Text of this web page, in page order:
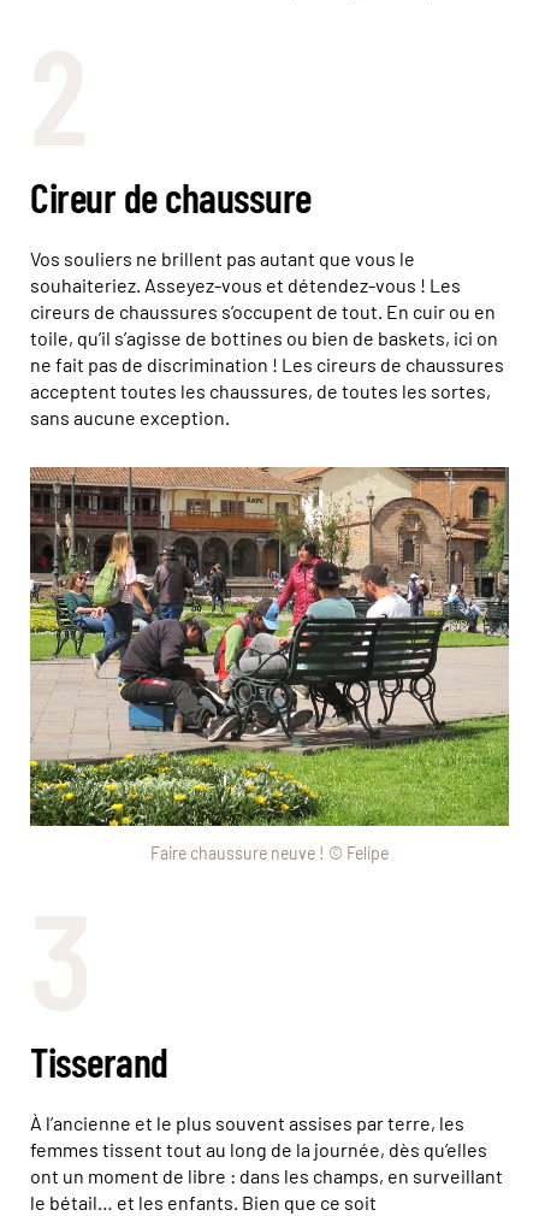
Cireur de chaussure
Vos souliers ne brillent pas autant que vous le
souhaiteriez. Asseyez-vous et détendez-vous ! Les
cireurs de chaussures s’occupent de tout. En cuir ou en
toile, qu’il s’agisse de bottines ou bien de baskets, ici on
ne fait pas de discrimination ! Les cireurs de chaussures
acceptent toutes les chaussures, de toutes les sortes,
sans aucune exception.
Faire chaussure neuve ! © Felipe
Tisserand
À l’ancienne et le plus souvent assises par terre, les
femmes tissent tout au long de la journée, dès qu’elles
ont un moment de libre : dans les champs, en surveillant
le bétail… et les enfants. Bien que ce soit